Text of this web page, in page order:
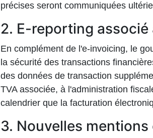
précises seront communiquées
2. E-reporting
En complément de l'e-invoicing, le
la sécurité des transactions
des données de transaction
TVA associée, à l'administration
calendrier que la facturation
3. Nouvelles